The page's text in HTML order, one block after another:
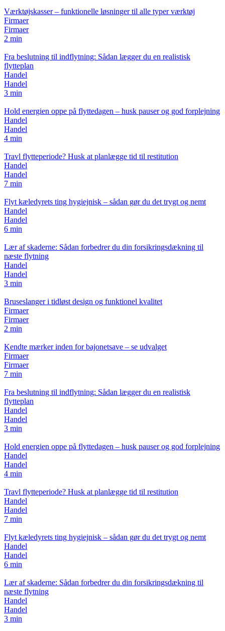
Værktøjskasser – funktionelle løsninger til alle typer værktøj
Firmaer
Firmaer
2 min
Fra beslutning til indflytning: Sådan lægger du en realistisk
flytteplan
Handel
Handel
3 min
Hold energien oppe på flyttedagen – husk pauser og god forplejning
Handel
Handel
4 min
Travl flytteperiode? Husk at planlægge tid til restitution
Handel
Handel
7 min
Flyt kæledyrets ting hygiejnisk – sådan gør du det trygt og nemt
Handel
Handel
6 min
Lær af skaderne: Sådan forbedrer du din forsikringsdækning til
næste flytning
Handel
Handel
3 min
Bruseslanger i tidløst design og funktionel kvalitet
Firmaer
Firmaer
2 min
Kendte mærker inden for bajonetsave – se udvalget
Firmaer
Firmaer
7 min
Fra beslutning til indflytning: Sådan lægger du en realistisk
flytteplan
Handel
Handel
3 min
Hold energien oppe på flyttedagen – husk pauser og god forplejning
Handel
Handel
4 min
Travl flytteperiode? Husk at planlægge tid til restitution
Handel
Handel
7 min
Flyt kæledyrets ting hygiejnisk – sådan gør du det trygt og nemt
Handel
Handel
6 min
Lær af skaderne: Sådan forbedrer du din forsikringsdækning til
næste flytning
Handel
Handel
3 min